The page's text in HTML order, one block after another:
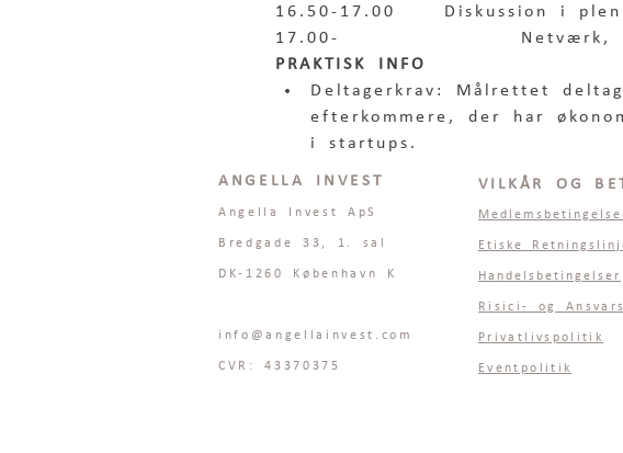
16.50-17.00    Diskussion i
17.00-
PRAKTISK INFO
Deltagerkrav: Målrettet
efterkommere, der har
i startups.
ANGELLA INVEST
Angella Invest ApS
Bredgade 33, 1. sal
DK-1260 København K
info@angellainvest.com
CVR: 43370375
VILKÅR OG
Etiske
Handelsbetingelser
Risici- og
Privatlivspolitik
Eventpolitik